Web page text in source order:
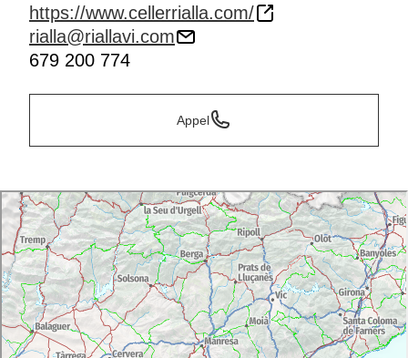
https://www.cellerrialla.com/
rialla@riallavi.com
679 200 774
Appel